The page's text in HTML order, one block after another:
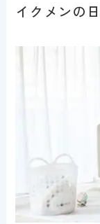
イクメンの日